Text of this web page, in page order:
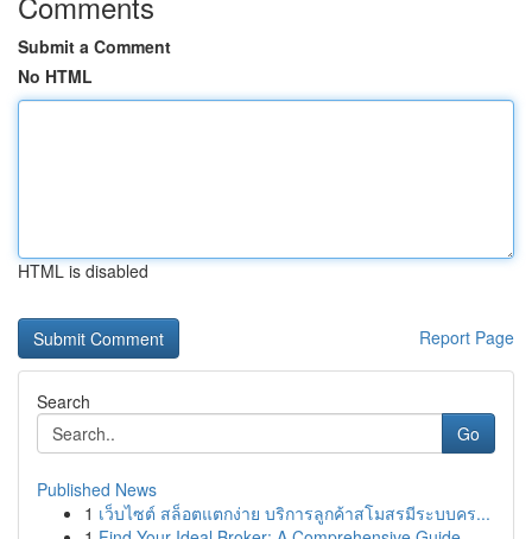
Submit a Comment
No HTML
HTML is disabled
Report Page
Search
Go
Published News
1 เว็บไซต์ สล็อตแตกง่าย บริการลูกค้าสโมสรมีระบบคร...